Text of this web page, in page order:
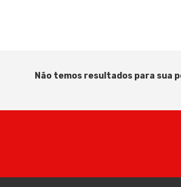
Não temos resultados para sua